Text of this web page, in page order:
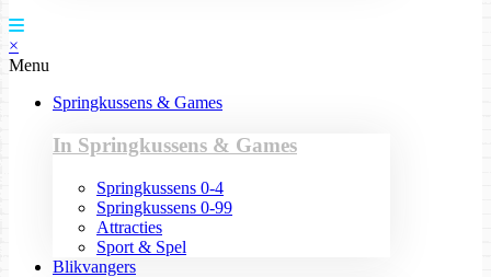
×
Menu
Springkussens & Games
In Springkussens & Games
Springkussens 0-4
Springkussens 0-99
Attracties
Sport & Spel
Blikvangers